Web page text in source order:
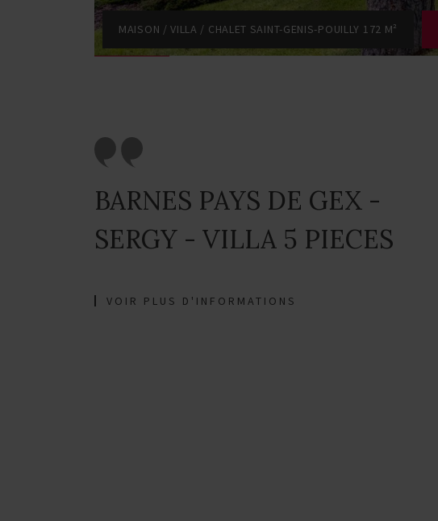
MAISON / VILLA / CHALET SAINT-GENIS-POUILLY 172 M²
BARNES PAYS DE GEX -
SERGY - VILLA 5 PIECES
VOIR PLUS D'INFORMATIONS